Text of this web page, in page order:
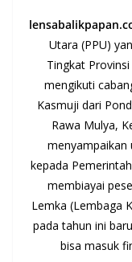
Utara (PPU)
Tingkat
mengikuti
Kasmuji dari
Rawa Mulya,
menyampaikan
kepada
membiayai
Lemka (Lembaga
pada tahun ini
bisa masuk